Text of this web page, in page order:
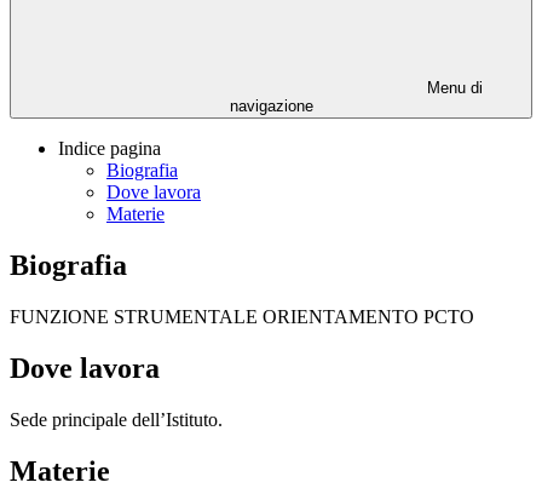
Menu di
navigazione
Indice pagina
Biografia
Dove lavora
Materie
Biografia
FUNZIONE STRUMENTALE ORIENTAMENTO PCTO
Dove lavora
Sede principale dell’Istituto.
Materie